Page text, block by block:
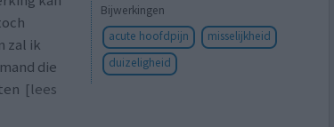
Bijwerkingen
acute hoofdpijn
misselijkheid
duizeligheid
zal ik
die
[lees